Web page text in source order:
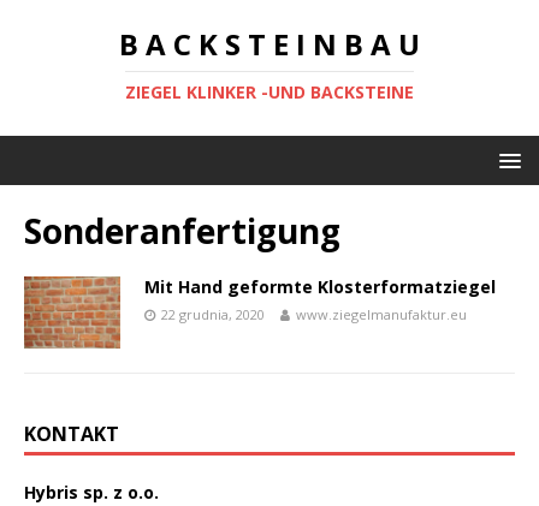
B A C K S T E I N B A U
ZIEGEL KLINKER -UND BACKSTEINE
Sonderanfertigung
Mit Hand geformte Klosterformatziegel
22 grudnia, 2020 www.ziegelmanufaktur.eu
KONTAKT
Hybris sp. z o.o.